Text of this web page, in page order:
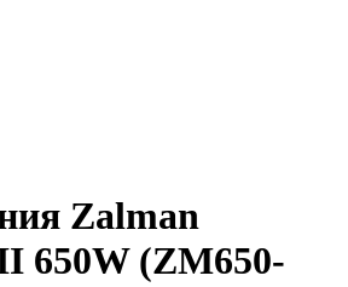
Zalman
650W (ZM650-